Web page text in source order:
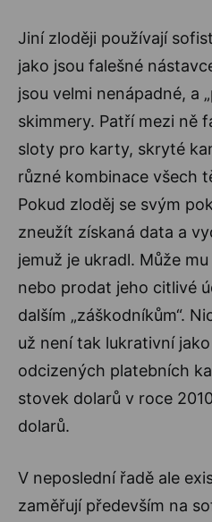
Jiní zloději používají
jako jsou falešné
jsou velmi nenápadné, a
skimmery. Patří mezi ně
sloty pro karty, skryté
různé kombinace všech
Pokud zloděj se svým
zneužít získaná data a
jemuž je ukradl. Může
nebo prodat jeho citlivé
dalším „záškodníkům“.
už není tak lukrativní
odcizených platebních
stovek dolarů v roce
dolarů.
V neposlední řadě ale
zaměřují především na